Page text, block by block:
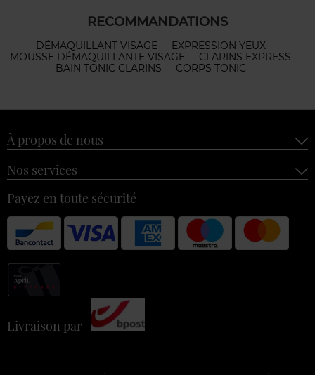
RECOMMANDATIONS
DÉMAQUILLANT VISAGE
EXPRESSION YEUX
MOUSSE DÉMAQUILLANTE VISAGE
CLARINS EXPRESS
BAIN TONIC CLARINS
CORPS TONIC
À propos de nous
Nos services
Payez en toute sécurité
Livraison par